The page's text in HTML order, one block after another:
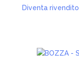
Diventa